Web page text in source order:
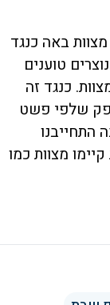
באה כנגד
טוענים
כנגד זה
שלפי פשט
התחייבנו
מצוות כמו